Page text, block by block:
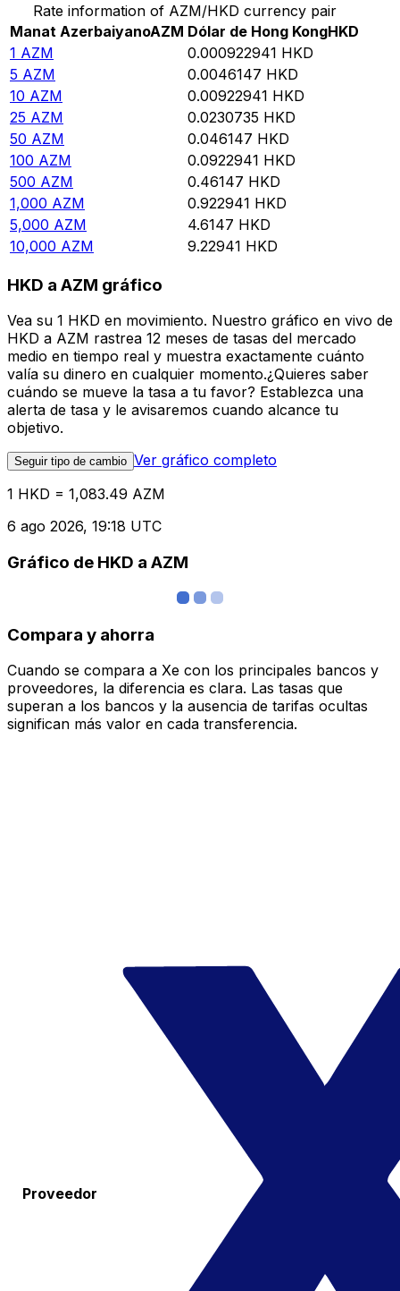
Rate information of AZM/HKD currency pair
Manat AzerbaiyanoAZM Dólar de Hong KongHKD
1 AZM 0.000922941 HKD
5 AZM 0.0046147 HKD
10 AZM 0.00922941 HKD
25 AZM 0.0230735 HKD
50 AZM 0.046147 HKD
100 AZM 0.0922941 HKD
500 AZM 0.46147 HKD
1,000 AZM 0.922941 HKD
5,000 AZM 4.6147 HKD
10,000 AZM 9.22941 HKD
HKD a AZM gráfico
Vea su 1 HKD en movimiento. Nuestro gráfico en vivo de
HKD a AZM rastrea 12 meses de tasas del mercado
medio en tiempo real y muestra exactamente cuánto
valía su dinero en cualquier momento.¿Quieres saber
cuándo se mueve la tasa a tu favor? Establezca una
alerta de tasa y le avisaremos cuando alcance tu
objetivo.
Seguir tipo de cambio Ver gráfico completo
1 HKD = 1,083.49 AZM
6 ago 2026, 19:18 UTC
Gráfico de HKD a AZM
Compara y ahorra
Cuando se compara a Xe con los principales bancos y
proveedores, la diferencia es clara. Las tasas que
superan a los bancos y la ausencia de tarifas ocultas
significan más valor en cada transferencia.
Proveedor